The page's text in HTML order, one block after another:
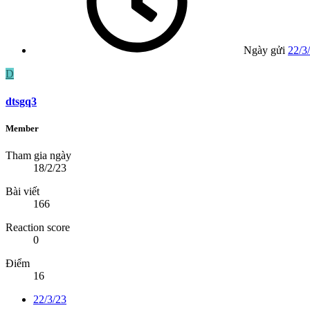
Ngày gửi 22/
D
dtsgq3
Member
Tham gia ngày
18/2/23
Bài viết
166
Reaction score
0
Điểm
16
22/3/23